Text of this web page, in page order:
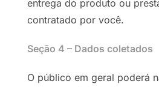
entrega do produto ou
contratado por você.
Seção 4 – Dados coletados
O público em geral poderá